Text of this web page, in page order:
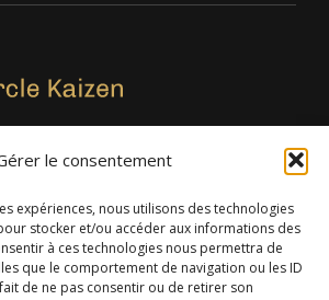
le consentement
expériences, nous utilisons des technologies
stocker et/ou accéder aux informations des
à ces technologies nous permettra de
que le comportement de navigation ou les ID
de ne pas consentir ou de retirer son
bureau 819, Saint-Augustin-de-
0M7